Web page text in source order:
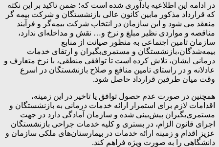
در ادامه این اطلاعیه یادآوری شده است که؛ ضمن تاکید بر این نکته
که قرارداد مذکور مابین کانون عالی بازنشستگان و شرکت بیمه گر
منعقد می شود و این سازمان در انتخاب شرکت بیمه‌گر و فرآیند
مناقصه و مواردی نظیر مبلغ و نرخ و… نقش و مداخله‌ای ندارد،
سازمان تامین اجتماعی به منظور صیانت از منابع
بیمه‌شدگان،بازنشستگان و مستمری‌بگیران و ارتقای خدمات
درمانی ایشان، تلاش کرده است تا توافقی منطقی، با نرخ متعارف و
عادلانه و در راستای تامین منافع و صلاح بازنشستگان در اسرع
وقت میان طرفین قرارداد حاصل شود.
همچنین در صورت عدم حصول توافق یا تاخیر در این زمینه،
اقدامات لازم برای استمرار ارائه خدمات درمانی به بازنشستگان و
مستمری‌بگیران پیش‌بینی شده و سازمان آمادگی دارد در جهت
اجرای قانون الزام، در بستری و کلیه خدمات جراحی بازنشستگان
عزیز اقدام و زمینه ارائه خدمات در بیمارستان‌های ملکی سازمان و
دانشگاهی را به صورت ویژه فراهم کند.